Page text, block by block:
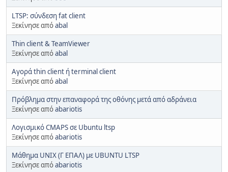
LTSP: σύνδεση fat client
Ξεκίνησε απόabal
Thin client & TeamViewer
Ξεκίνησε απόabal
Αγορά thin client ή terminal client
Ξεκίνησε απόabal
Πρόβλημα στην επαναφορά της οθόνης μετά από αδράνεια
Ξεκίνησε απόabariotis
Λογισμικό CMAPS σε Ubuntu ltsp
Ξεκίνησε απόabariotis
Μάθημα UNIX (Γ ΕΠΑΛ) με UBUNTU LTSP
Ξεκίνησε απόabariotis